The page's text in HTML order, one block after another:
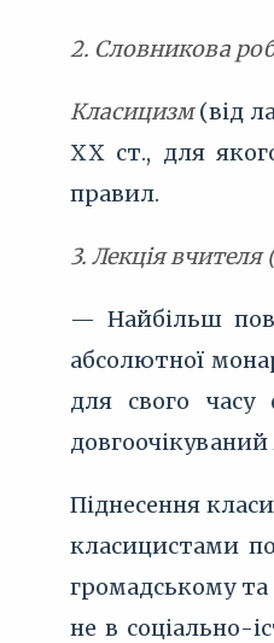
2. Словникова
Класицизм(від
XX ст., для
правил.
3. Лекція
— Найбільш
абсолютної
для свого часу
Піднесення
класицистами
громадському та
не в соціально-